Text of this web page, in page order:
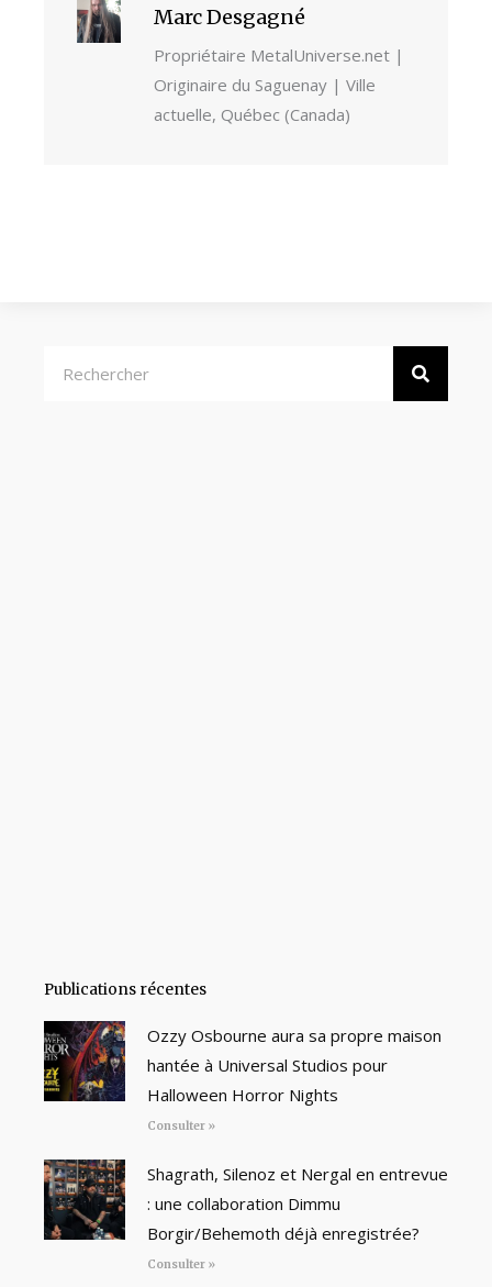
Marc Desgagné
Propriétaire MetalUniverse.net |
Originaire du Saguenay | Ville
actuelle, Québec (Canada)
Publications récentes
Ozzy Osbourne aura sa propre maison
hantée à Universal Studios pour
Halloween Horror Nights
Consulter »
Shagrath, Silenoz et Nergal en entrevue
: une collaboration Dimmu
Borgir/Behemoth déjà enregistrée?
Consulter »